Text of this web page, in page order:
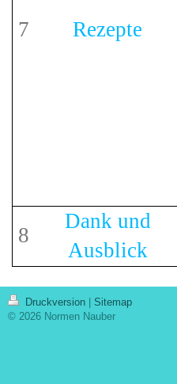
7 Rezepte
8
Dank und
Ausblick
Druckversion
Sitemap
© 2026 Normen Nauber